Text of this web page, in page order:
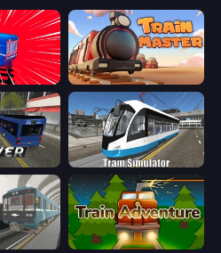
Train Master
Tram Simulator
Train Adventure